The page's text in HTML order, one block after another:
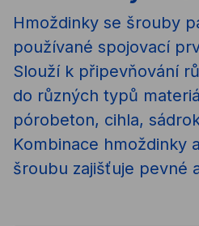
Hmoždinky se šrouby
používané spojovací
Slouží k připevňování
do různých typů
pórobeton, cihla,
Kombinace hmoždinky
šroubu zajišťuje pevné